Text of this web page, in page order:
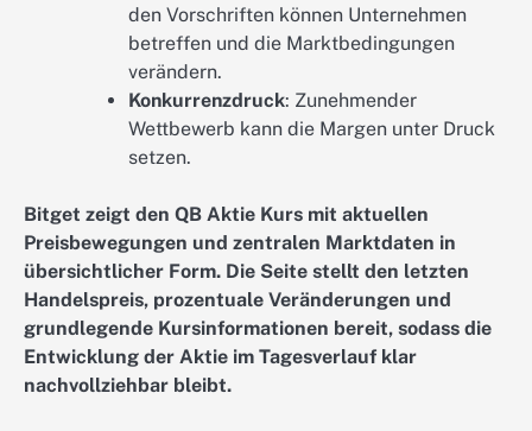
den Vorschriften können Unternehmen
betreffen und die Marktbedingungen
verändern.
Konkurrenzdruck: Zunehmender
Wettbewerb kann die Margen unter Druck
setzen.
Bitget zeigt den QB Aktie Kurs mit aktuellen
Preisbewegungen und zentralen Marktdaten in
übersichtlicher Form. Die Seite stellt den letzten
Handelspreis, prozentuale Veränderungen und
grundlegende Kursinformationen bereit, sodass die
Entwicklung der Aktie im Tagesverlauf klar
nachvollziehbar bleibt.